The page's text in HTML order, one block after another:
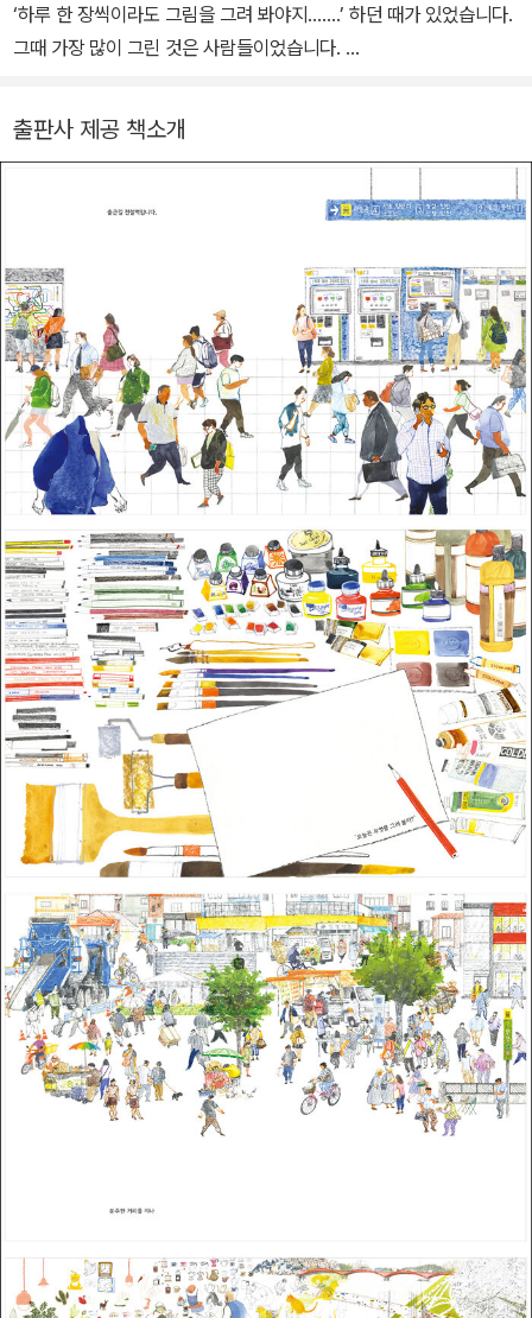
‘하루 한 장씩이라도 그림을 그려 봐야지…….’ 하던 때가 있었습니다.
그때 가장 많이 그린 것은 사람들이었습니다.
그림은 쌓여 가는데도 사람들 사이의 이야기는 찾지 못한 채 헤매기
를 몇 해째…….
어느 날 사람들 사이에 저를 그리고, 제가 걷는 거리를 그리고, 때때로
드는 기분을 그리고,
스르륵 넘길 만큼 쌓여 첫 번째 책 《하루》가 되었습니다.
각자의 자리에서 저마다의 몫을 다하기 위해 노력하는
모두의 하루가 반짝이기를 응원합니다.
출판사 제공 책소개